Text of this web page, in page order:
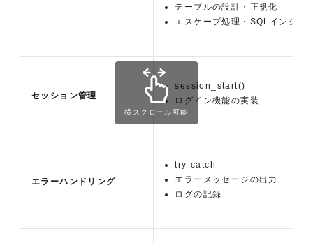
テーブルの設計・正規化
エスケープ処理・SQLインジェ
セッション管理
session_start()
ログイン機能の実装
エラーハンドリング
try-catch
エラーメッセージの出力
ログの記録
横スクロール可能